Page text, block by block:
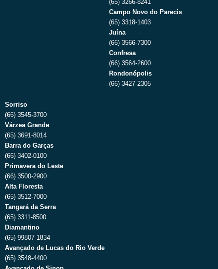
(65) 3266-8241
Campo Novo do Parecis
(65) 3318-1403
Juína
(66) 3566-7300
Confresa
(66) 3564-2600
Rondonópolis
(66) 3427-2305
Sorriso
(66) 3545-3700
Várzea Grande
(65) 3691-8014
Barra do Garças
(66) 3402-0100
Primavera do Leste
(66) 3500-2900
Alta Floresta
(65) 3512-7000
Tangará da Serra
(65) 3311-8500
Diamantino
(65) 99807-1834
Avançado de Lucas do Rio Verde
(65) 3548-4400